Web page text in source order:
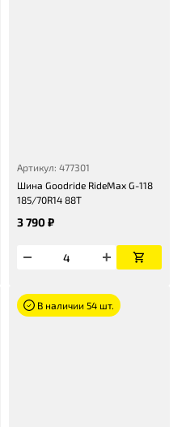
Артикул: 477301
Шина Goodride RideMax G-118
185/70R14 88T
3 790 ₽
В наличии 54 шт.